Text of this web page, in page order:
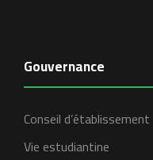
Gouvernance
Conseil d’établissement
Vie estudiantine